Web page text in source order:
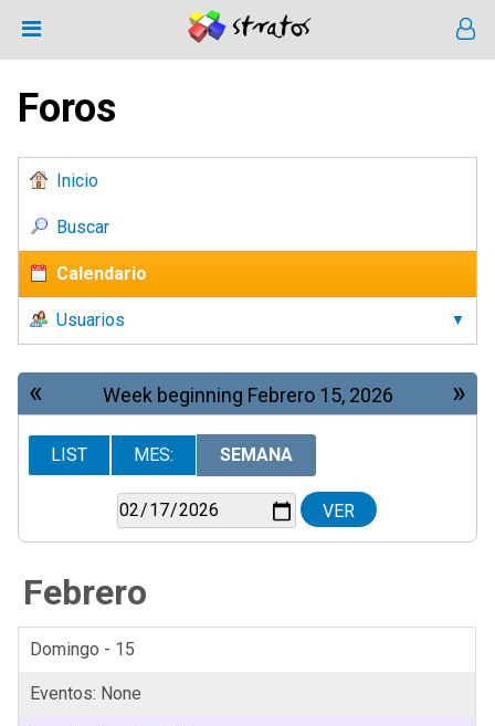
Foros
Inicio
Buscar
Calendario
Usuarios
« »
Week beginning Febrero 15, 2026
LIST MES: SEMANA
Febrero
Domingo - 15